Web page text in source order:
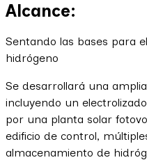
Alcance:
Sentando las bases para
hidrógeno
Se desarrollará una
incluyendo un
por una planta solar
edificio de control,
almacenamiento de